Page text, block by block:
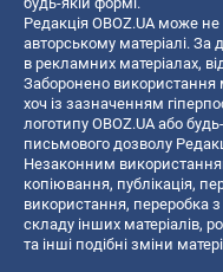
Редакція OBOZ.UA може
авторському матеріалі. За
в рекламних матеріалах,
Заборонено використання
хоч із зазначенням
логотипу OBOZ.UA або
письмового дозволу
Незаконним
копiювання, публiкацiя,
використання, переробка
складу інших матеріалів,
та інші подібні зміни